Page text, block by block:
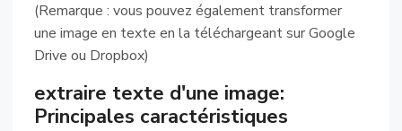
(Remarque : vous pouvez également transformer
une image en texte en la téléchargeant sur Google
Drive ou Dropbox)
extraire texte d'une image:
Principales caractéristiques